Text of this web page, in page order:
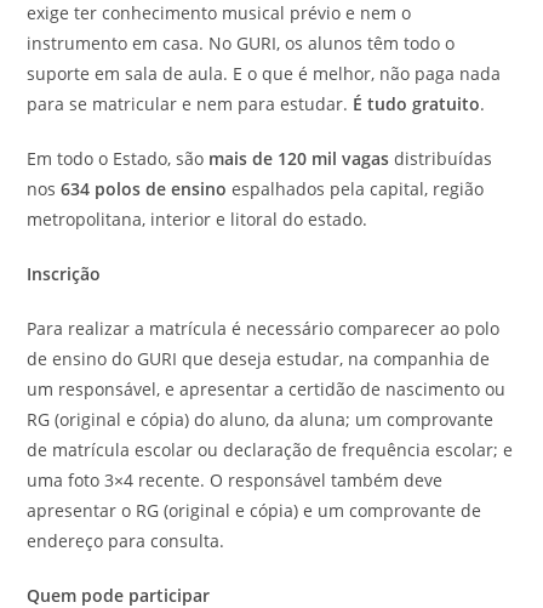
exige ter conhecimento musical prévio e nem o
instrumento em casa. No GURI, os alunos têm todo o
suporte em sala de aula. E o que é melhor, não paga nada
para se matricular e nem para estudar. É tudo gratuito.
Em todo o Estado, são mais de 120 mil vagas distribuídas
nos634 polos de ensino espalhados pela capital, região
metropolitana, interior e litoral do estado.
Inscrição
Para realizar a matrícula é necessário comparecer ao polo
de ensino do GURI que deseja estudar, na companhia de
um responsável, e apresentar a certidão de nascimento ou
RG (original e cópia) do aluno, da aluna; um comprovante
de matrícula escolar ou declaração de frequência escolar; e
uma foto 3×4 recente. O responsável também deve
apresentar o RG (original e cópia) e um comprovante de
endereço para consulta.
Quem pode participar